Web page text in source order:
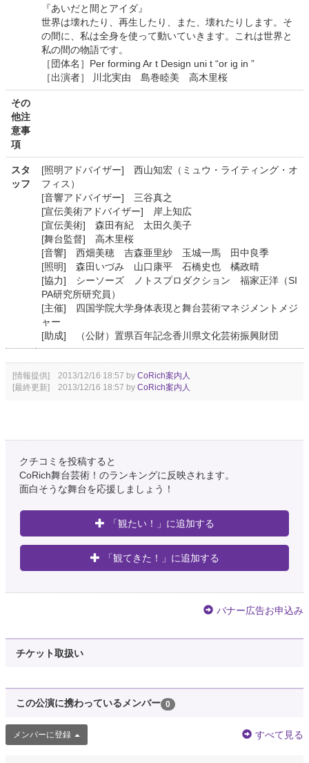
『あいだと間とアイダ』
世界は壊れたり、再生したり、また、壊れたりします。そ
の間に、私は全身を使って動いていきます。これは世界と
私の間の物語です。
［団体名］Per forming Ar t Design uni t “or ig in ”
［出演者］ 川北実由 島巻睦美 高木里桜
その
他注
意事
項
スタ
ッフ
[照明アドバイザー] 西山知宏（ミュウ・ライティング・オ
フィス）
[音響アドバイザー] 三谷真之
[宣伝美術アドバイザー] 岸上知広
[宣伝美術] 森田有紀 太田久美子
[舞台監督] 高木里桜
[音響] 西畑美穂 吉森亜里紗 玉城一馬 田中良季
[照明] 森田いづみ 山口康平 石橋史也 橘政晴
[協力] シーソーズ ノトスプロダクション 福家正洋（SI
PA研究所研究員）
[主催] 四国学院大学身体表現と舞台芸術マネジメントメジ
ャー
[助成] （公財）置県百年記念香川県文化芸術振興財団
[情報提供] 2013/12/16 18:57 by CoRich案内人
[最終更新] 2013/12/16 18:57 by CoRich案内人
クチコミを投稿すると
CoRich舞台芸術！のランキングに反映されます。
面白そうな舞台を応援しましょう！
「観たい！」に追加する
「観てきた！」に追加する
バナー広告お申込み
チケット取扱い
この公演に携わっているメンバー 0
メンバーに登録 すべて見る